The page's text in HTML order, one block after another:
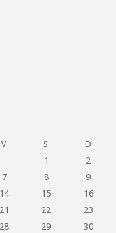
V S
D
1
2
7 8
9
14 15
16
21 22
23
28 29 30